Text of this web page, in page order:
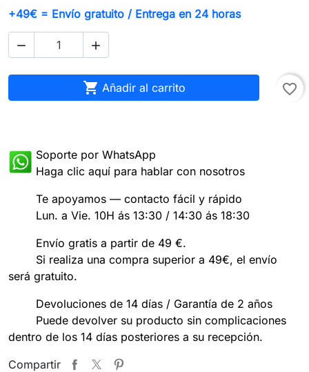
+49€ = Envío gratuito / Entrega en 24 horas
 
 Añadir al carrito favorite_border
Soporte por WhatsApp
Haga clic aquí para hablar con nosotros
Te apoyamos — contacto fácil y rápido
Lun. a Vie. 10H ás 13:30 / 14:30 ás 18:30
Envío gratis a partir de 49 €.
Si realiza una compra superior a 49€, el envío
será gratuito.
Devoluciones de 14 días / Garantía de 2 años
Puede devolver su producto sin complicaciones
dentro de los 14 días posteriores a su recepción.
Compartir